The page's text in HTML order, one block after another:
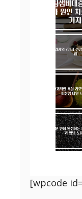
[wpcode